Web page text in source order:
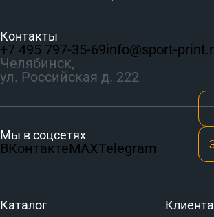
Контакты
+7 495 797‑35-69info@sport-
Челябинск,
ул. Российская д. 222
Мы в соцсетях
ВКонтактеMAXTelegram
Каталог